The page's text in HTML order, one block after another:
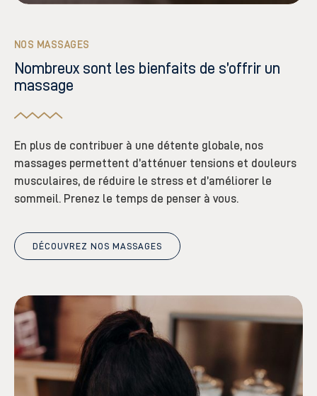
NOS MASSAGES
Nombreux sont les bienfaits de s’offrir un
massage
En plus de contribuer à une détente globale, nos
massages permettent d’atténuer tensions et douleurs
musculaires, de réduire le stress et d’améliorer le
sommeil. Prenez le temps de penser à vous.
DÉCOUVREZ NOS MASSAGES